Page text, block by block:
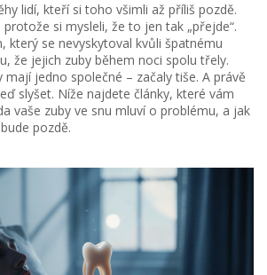
lidí, kteří si toho všimli až příliš pozdě.
si mysleli, že to jen tak „přejde“.
který se nevyskytoval kvůli špatnému
že jejich zuby během noci spolu třely.
mají jedno společné – začaly tiše. A právě
slyšet. Níže najdete články, které vám
vaše zuby ve snu mluví o problému, a jak
pozdě.